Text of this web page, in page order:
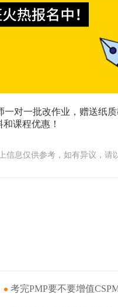
对一批改作业，赠送纸
课程优惠！
息仅供参考，如有异议，请
考完PMP要不要增值